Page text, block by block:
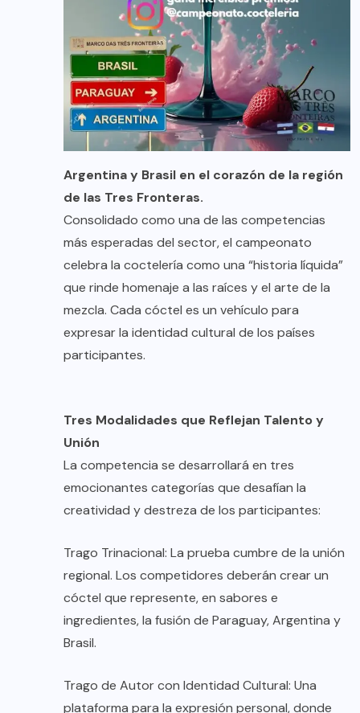
Argentina y Brasil en el corazón de la región
de las Tres Fronteras.
Consolidado como una de las competencias
más esperadas del sector, el campeonato
celebra la coctelería como una “historia líquida”
que rinde homenaje a las raíces y el arte de la
mezcla. Cada cóctel es un vehículo para
expresar la identidad cultural de los países
participantes.
Tres Modalidades que Reflejan Talento y
Unión
La competencia se desarrollará en tres
emocionantes categorías que desafían la
creatividad y destreza de los participantes:
Trago Trinacional: La prueba cumbre de la unión
regional. Los competidores deberán crear un
cóctel que represente, en sabores e
ingredientes, la fusión de Paraguay, Argentina y
Brasil.
Trago de Autor con Identidad Cultural: Una
plataforma para la expresión personal, donde